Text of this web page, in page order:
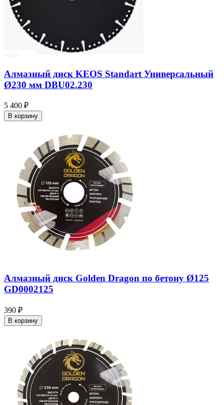
Алмазный диск KEOS Standart Универсальный
Ø230 мм DBU02.230
5 400 ₽
В корзину
Алмазный диск Golden Dragon по бетону Ø125
GD0002125
390 ₽
В корзину